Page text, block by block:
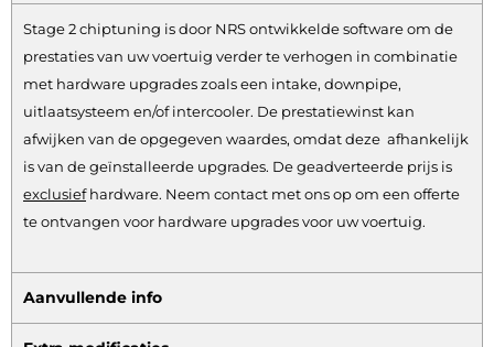
Stage 2 chiptuning is door NRS ontwikkelde software om de
prestaties van uw voertuig verder te verhogen in combinatie
met hardware upgrades zoals een intake, downpipe,
uitlaatsysteem en/of intercooler. De prestatiewinst kan
afwijken van de opgegeven waardes, omdat deze afhankelijk
is van de geïnstalleerde upgrades. De geadverteerde prijs is
exclusiefhardware. Neem contact met ons op om een offerte
te ontvangen voor hardware upgrades voor uw voertuig.
Aanvullende info